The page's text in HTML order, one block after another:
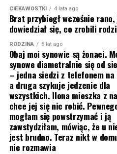
CIEKAWOSTKI 4 lata ago
Brat przybiegł wcześnie
dowiedział się, co zrobili
RODZINA 5 lat ago
Obaj moi synowie są żonaci.
synowe diametralnie się od
– jedna siedzi z telefonem na
a druga szykuje jedzenie dla
wszystkich. Ilona mieszka z
chce jej się nic robić.
mogłam się powstrzymać i ją
zawstydziłam, mówiąc, że u
jest brudno. Teraz nikt w
nie rozmawia